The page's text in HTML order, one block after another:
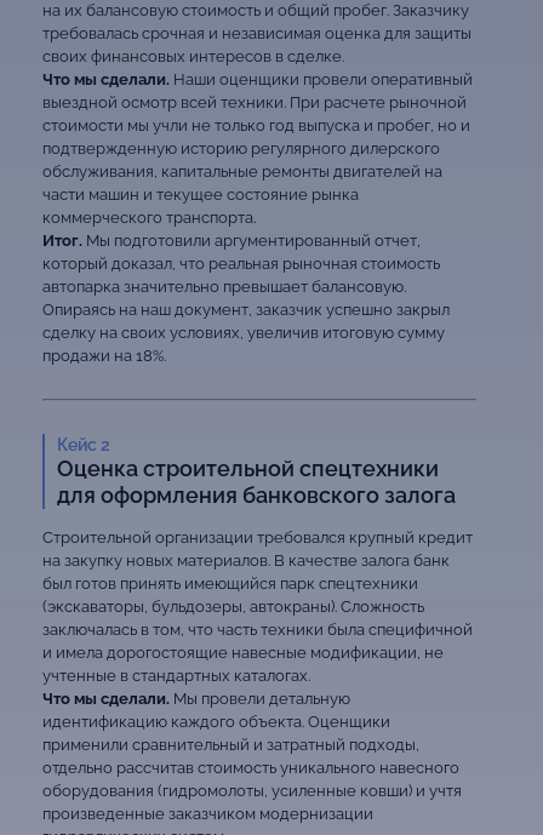
на их балансовую стоимость и общий пробег. Заказчику
требовалась срочная и независимая оценка для защиты
своих финансовых интересов в сделке.
Что мы сделали. Наши оценщики провели оперативный
выездной осмотр всей техники. При расчете рыночной
стоимости мы учли не только год выпуска и пробег, но и
подтвержденную историю регулярного дилерского
обслуживания, капитальные ремонты двигателей на
части машин и текущее состояние рынка
коммерческого транспорта.
Итог. Мы подготовили аргументированный отчет,
который доказал, что реальная рыночная стоимость
автопарка значительно превышает балансовую.
Опираясь на наш документ, заказчик успешно закрыл
сделку на своих условиях, увеличив итоговую сумму
продажи на 18%.
Кейс 2
Оценка строительной спецтехники
для оформления банковского залога
Строительной организации требовался крупный кредит
на закупку новых материалов. В качестве залога банк
был готов принять имеющийся парк спецтехники
(экскаваторы, бульдозеры, автокраны). Сложность
заключалась в том, что часть техники была специфичной
и имела дорогостоящие навесные модификации, не
учтенные в стандартных каталогах.
Что мы сделали. Мы провели детальную
идентификацию каждого объекта. Оценщики
применили сравнительный и затратный подходы,
отдельно рассчитав стоимость уникального навесного
оборудования (гидромолоты, усиленные ковши) и учтя
произведенные заказчиком модернизации